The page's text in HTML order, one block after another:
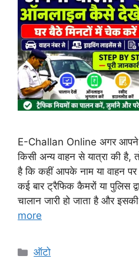
E-Challan Online अगर आपने
किसी अन्य वाहन से यात्रा की
है कि कहीं आपके नाम या वाहन
कई बार ट्रैफिक कैमरों या पुलिस
चालान जारी हो जाता है और
more
Categories
ऑटो